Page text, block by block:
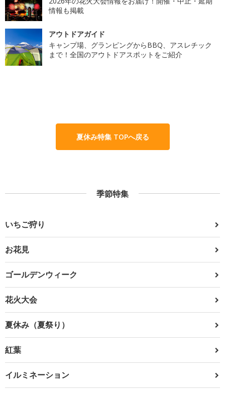
情報も掲載
アウトドアガイド
キャンプ場、グランピングからBBQ、アスレチック
まで！全国のアウトドアスポットをご紹介
夏休み特集 TOPへ戻る
季節特集
いちご狩り
お花見
ゴールデンウィーク
花火大会
夏休み（夏祭り）
紅葉
イルミネーション